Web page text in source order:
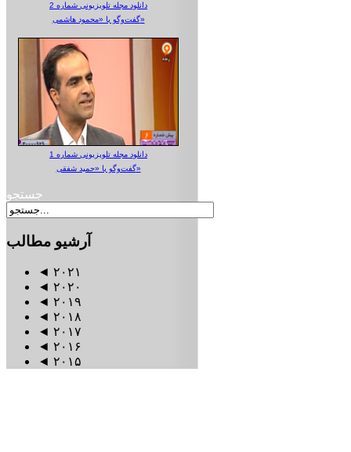
دانلود مجله تلویزیونی شماره 2
گفت‌وگو با «محمود هاشمی»
دانلود مجله تلویزیونی شماره 1
گفت‌وگو با «حمید شفقی»
جستجو
آرشیو مطالب
◄ ۲۰۲۱
◄ ۲۰۲۰
◄ ۲۰۱۹
◄ ۲۰۱۸
◄ ۲۰۱۷
◄ ۲۰۱۶
◄ ۲۰۱۵